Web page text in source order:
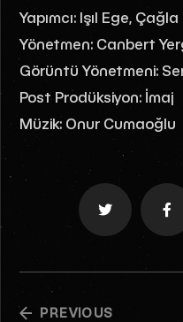
Yapımcı: Işıl Ege,
Yönetmen: Canbert
Görüntü Yönetmeni:
Post Prodüksiyon: İmaj
Müzik: Onur Cumaoğlu
PREVIOUS